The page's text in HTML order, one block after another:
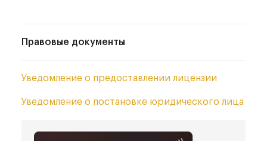
Правовые документы
Уведомление о предоставлении лицензии
Уведомление о постановке юридического лица